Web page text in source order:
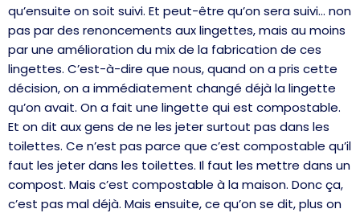
qu’ensuite on soit suivi. Et peut-être qu’on sera suivi… non
pas par des renoncements aux lingettes, mais au moins
par une amélioration du mix de la fabrication de ces
lingettes. C’est-à-dire que nous, quand on a pris cette
décision, on a immédiatement changé déjà la lingette
qu’on avait. On a fait une lingette qui est compostable.
Et on dit aux gens de ne les jeter surtout pas dans les
toilettes. Ce n’est pas parce que c’est compostable qu’il
faut les jeter dans les toilettes. Il faut les mettre dans un
compost. Mais c’est compostable à la maison. Donc ça,
c’est pas mal déjà. Mais ensuite, ce qu’on se dit, plus on